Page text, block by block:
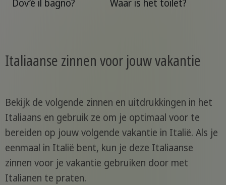
Dov’è il bagno? Waar is het toilet?
Italiaanse zinnen voor jouw vakantie
Bekijk de volgende zinnen en uitdrukkingen in het
Italiaans en gebruik ze om je optimaal voor te
bereiden op jouw volgende vakantie in Italië. Als je
eenmaal in Italië bent, kun je deze Italiaanse
zinnen voor je vakantie gebruiken door met
Italianen te praten.